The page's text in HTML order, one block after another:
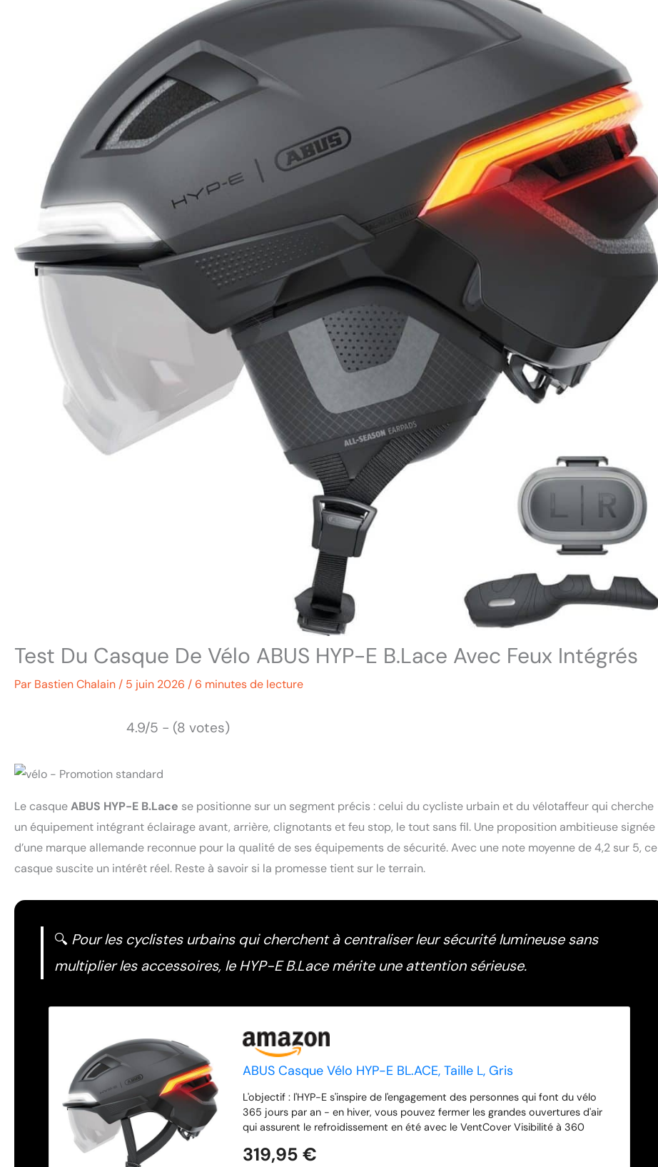
Test Du Casque De Vélo ABUS HYP-E B.Lace Avec Feux Intégrés
Par Bastien Chalain / 5 juin 2026 / 6 minutes de lecture
4.9/5 - (8 votes)
Le casqueABUS HYP-E B.Lace se positionne sur un segment précis : celui du cycliste urbain et du vélotaffeur qui cherche
un équipement intégrant éclairage avant, arrière, clignotants et feu stop, le tout sans fil. Une proposition ambitieuse signée
d’une marque allemande reconnue pour la qualité de ses équipements de sécurité. Avec une note moyenne de 4,2 sur 5, ce
casque suscite un intérêt réel. Reste à savoir si la promesse tient sur le terrain.
🔍 Pour les cyclistes urbains qui cherchent à centraliser leur sécurité lumineuse sans
multiplier les accessoires, le HYP-E B.Lace mérite une attention sérieuse.
ABUS Casque Vélo HYP-E BL.ACE, Taille L, Gris
L'objectif : l'HYP-E s'inspire de l'engagement des personnes qui font du vélo
365 jours par an - en hiver, vous pouvez fermer les grandes ouvertures d'air
qui assurent le refroidissement en été avec le VentCover Visibilité à 360
mauvais temps et dans l'obscurité - les feux avant et arrière ont 5 modes
319,95 €